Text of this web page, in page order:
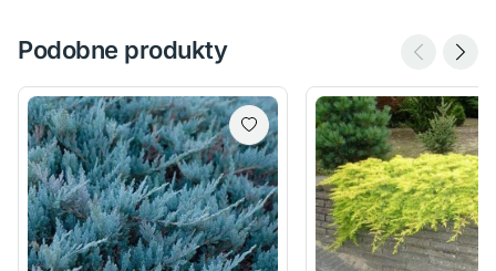
Podobne produkty